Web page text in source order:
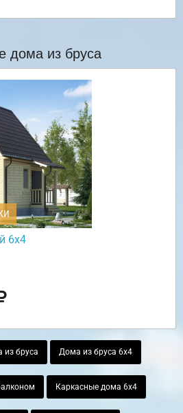
дома из бруса
6х4
из бруса Дома из бруса 6х4
Каркасные дома 6х4